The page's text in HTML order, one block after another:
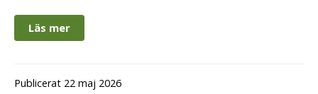
Läs mer
Publicerat 22 maj 2026